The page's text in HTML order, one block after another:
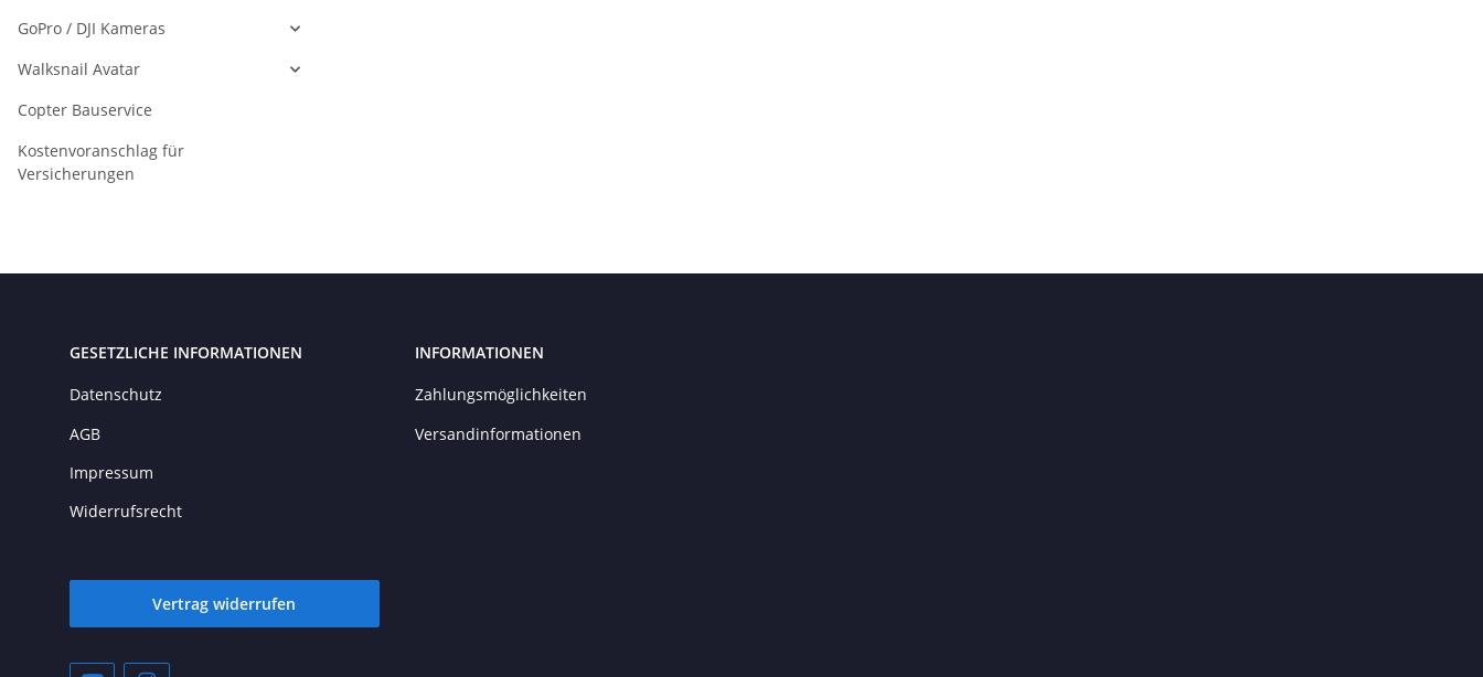
GoPro / DJI Kameras
Walksnail Avatar
Copter Bauservice
Kostenvoranschlag für
Versicherungen
GESETZLICHE INFORMATIONEN
Datenschutz
AGB
Impressum
Widerrufsrecht
INFORMATIONEN
Zahlungsmöglichkeiten
Versandinformationen
Vertrag widerrufen